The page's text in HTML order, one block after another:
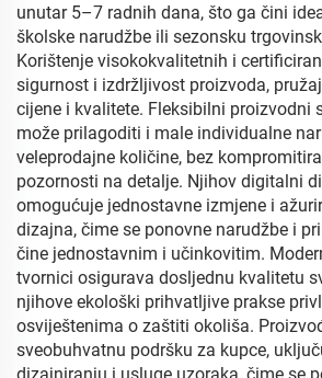
unutar 5–7 radnih dana, što ga čini
školske narudžbe ili sezonsku
Korištenje visokokvalitetnih i
sigurnost i izdržljivost proizvoda,
cijene i kvalitete. Fleksibilni proizvodni
može prilagoditi i male individualne
veleprodajne količine, bez
pozornosti na detalje. Njihov digitalni
omogućuje jednostavne izmjene i
dizajna, čime se ponovne narudžbe i
čine jednostavnim i učinkovitim.
tvornici osigurava dosljednu kvalitetu
njihove ekološki prihvatljive prakse
osviještenima o zaštiti okoliša.
sveobuhvatnu podršku za kupce,